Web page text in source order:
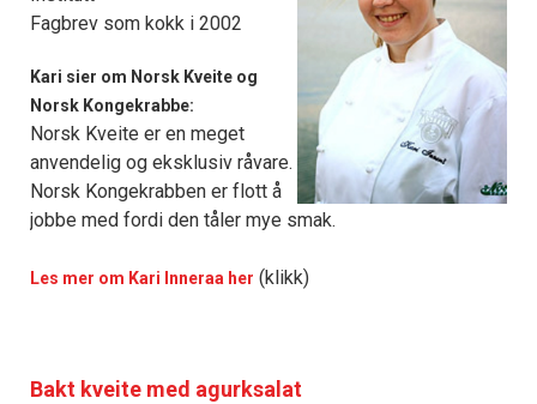
Fagbrev som kokk i 2002
Kari sier om Norsk Kveite og
Norsk Kongekrabbe:
Norsk Kveite er en meget
anvendelig og eksklusiv råvare.
Norsk Kongekrabben er flott å
jobbe med fordi den tåler mye smak.
Les mer om Kari Inneraa her (klikk)
Bakt kveite med agurksalat